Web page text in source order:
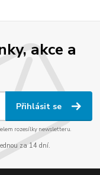
akce a
Přihlásit se
rozesílky newsletteru.
za 14 dní.